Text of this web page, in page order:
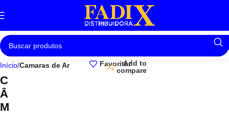
Início Camaras de Ar FavoritarAdd to
compare
C
Â
M